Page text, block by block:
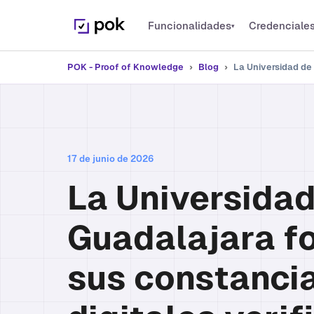
Funcionalidades▾
Conecta con tus plataformas
POK - Proof of Knowledge › Blog › La Universidad
17 de junio de 2026
La
Guadalajara
sus